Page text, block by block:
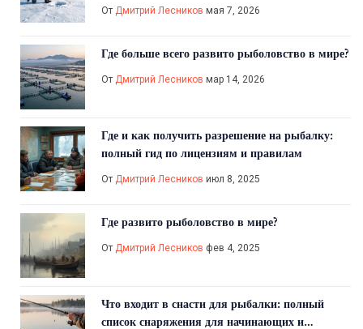
От Дмитрий Лесников мая 7, 2026
Где больше всего развито рыболовство в мире?
От Дмитрий Лесников мар 14, 2026
Где и как получить разрешение на рыбалку:
полный гид по лицензиям и правилам
От Дмитрий Лесников июл 8, 2025
Где развито рыболовство в мире?
От Дмитрий Лесников фев 4, 2025
Что входит в снасти для рыбалки: полный
список снаряжения для начинающих и